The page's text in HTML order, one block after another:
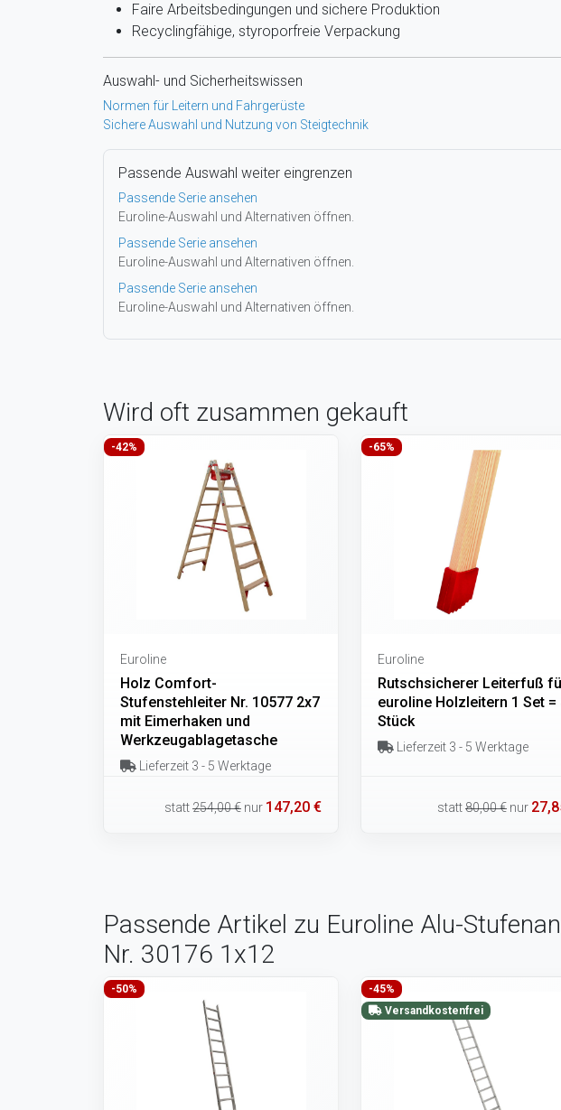
Faire Arbeitsbedingungen und sichere Produktion
Recyclingfähige, styroporfreie Verpackung
Auswahl- und Sicherheitswissen
Normen für Leitern und Fahrgerüste
Sichere Auswahl und Nutzung von Steigtechnik
Passende Auswahl weiter eingrenzen
Passende Serie ansehen
Euroline-Auswahl und Alternativen öffnen.
Passende Serie ansehen
Euroline-Auswahl und Alternativen öffnen.
Passende Serie ansehen
Euroline-Auswahl und Alternativen öffnen.
Wird oft zusammen gekauft
-42%
Euroline
Holz Comfort-
Stufenstehleiter Nr. 10577 2x7
mit Eimerhaken und
Werkzeugablagetasche
Lieferzeit 3 - 5 Werktage
statt254,00 € nur 147,20 €
-65%
Euroline
Rutschsicherer Leiterfuß
euroline Holzleitern 1 Set =
Stück
Lieferzeit 3 - 5 Werktage
statt80,00 € nur
Passende Artikel zu Euroline Alu-
Nr. 30176 1x12
-50%
-45%
Versandkostenfrei